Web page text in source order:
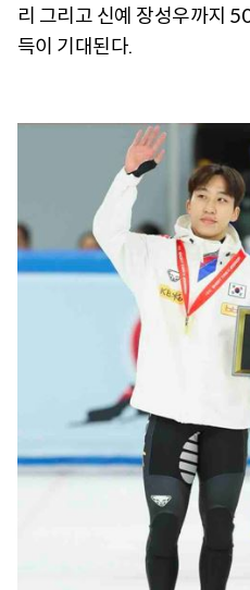
리 그리고 신예 장성우까지
득이 기대된다.